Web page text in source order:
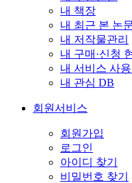
내 책장
내 최근 본 논
내 저작물관리
내 구매·신청
내 서비스 사
내 관심 DB
회원서비스
회원가입
로그인
아이디 찾기
비밀번호 찾기